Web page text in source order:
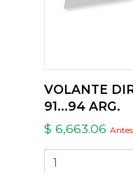
VOLANTE
91...94 ARG.
$ 6,663.06